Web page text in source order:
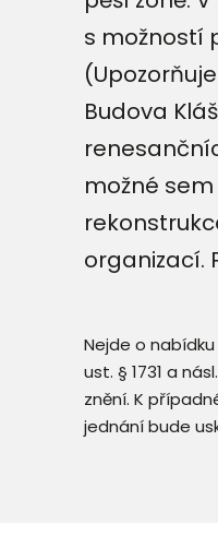
s možností
Budova
možné
organizací.
Nejde o
ust. § 1731 a
znění. K
jednání bude